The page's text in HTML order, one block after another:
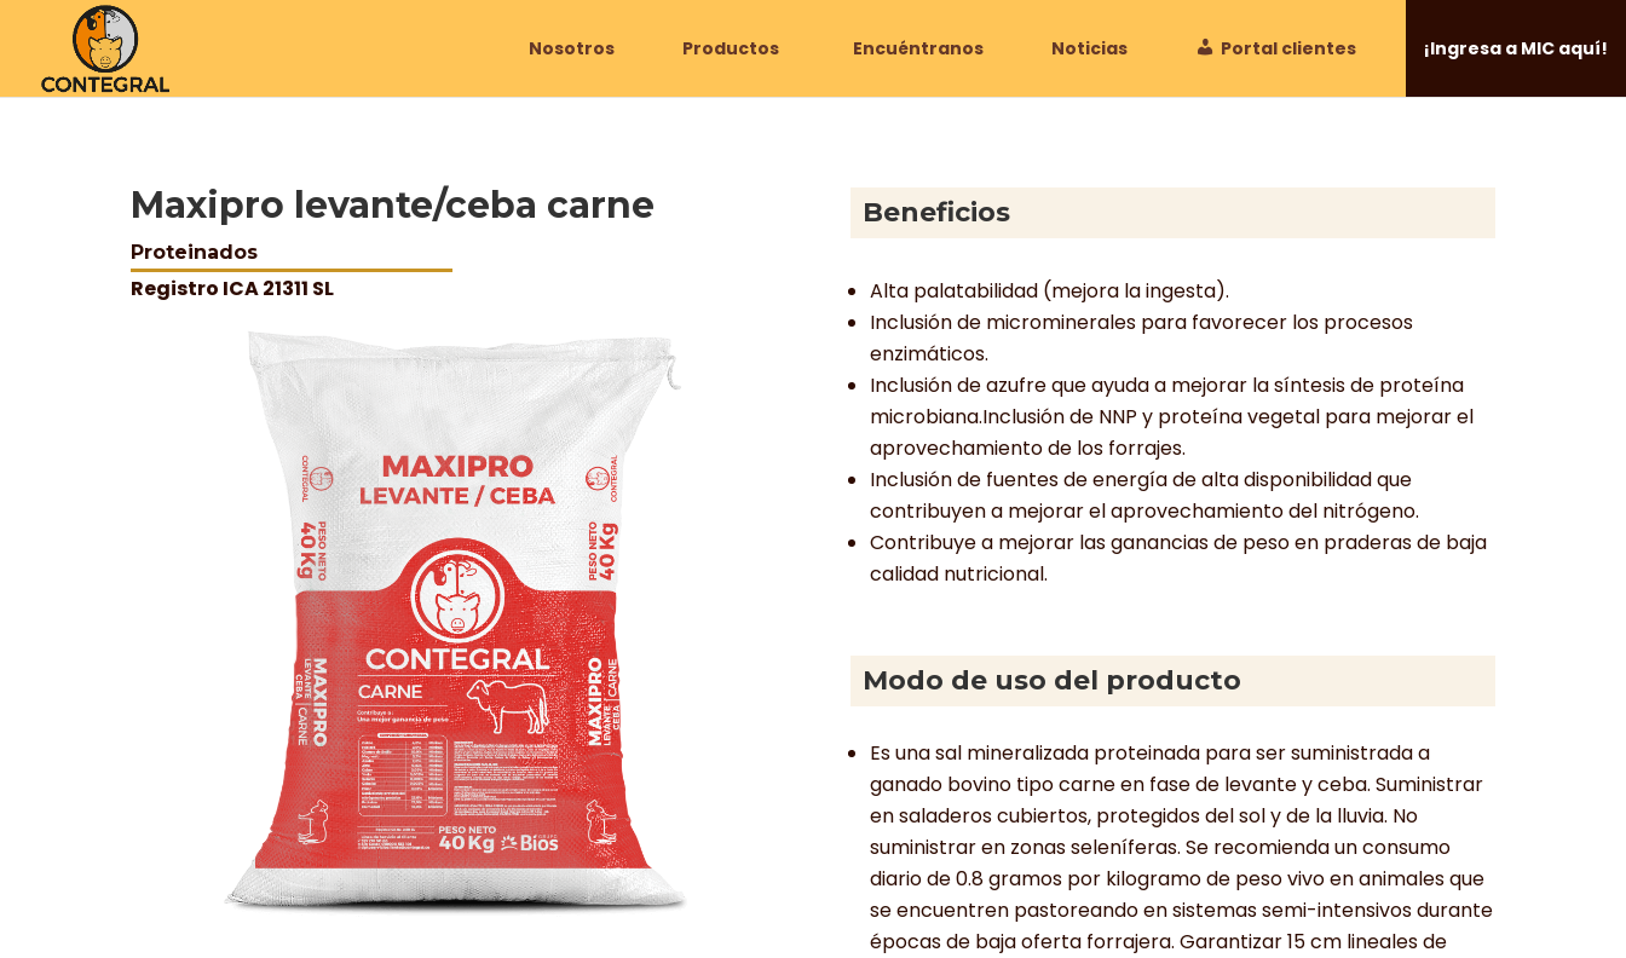
Nosotros Productos Encuéntranos Noticias Portal clientes ¡Ingresa a MIC aquí!
Maxipro levante/ceba carne
Proteinados
Registro ICA 21311 SL
Beneficios
Alta palatabilidad (mejora la ingesta).
Inclusión de microminerales para favorecer los procesos
enzimáticos.
Inclusión de azufre que ayuda a mejorar la síntesis de proteína
microbiana.Inclusión de NNP y proteína vegetal para mejorar el
aprovechamiento de los forrajes.
Inclusión de fuentes de energía de alta disponibilidad que
contribuyen a mejorar el aprovechamiento del nitrógeno.
Contribuye a mejorar las ganancias de peso en praderas de baja
calidad nutricional.
Modo de uso del producto
Es una sal mineralizada proteinada para ser suministrada a
ganado bovino tipo carne en fase de levante y ceba. Suministrar
en saladeros cubiertos, protegidos del sol y de la lluvia. No
suministrar en zonas seleníferas. Se recomienda un consumo
diario de 0.8 gramos por kilogramo de peso vivo en animales que
se encuentren pastoreando en sistemas semi-intensivos durante
épocas de baja oferta forrajera. Garantizar 15 cm lineales de